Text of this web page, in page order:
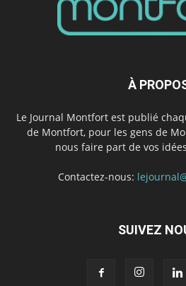
À
Le Journal Montfort est publié
de Montfort, pour les gens de
nous faire part de vos
Contactez-nous:
SUIVEZ